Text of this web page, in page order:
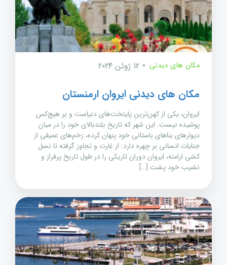
مکان های دیدنی 12 ژوئن 2024
مکان های دیدنی ایروان ارمنستان
ایروان، یکی از کهن‌ترین پایتخت‌های دنیاست و بر هیچ‌کس
پوشیده نیست. این شهر که تاریخ بلندبالای خود را در میان
دیوارهای بناهای باستانی خود پنهان کرده، زخم‌های عمیقی از
جنایات انسانی بر چهره دارد: از غارت و تجاوز گرفته تا نسل
کشی ارامنه، ایروان دوران تاریکی را در طول تاریخ پرفراز و
نشیب خود پشت […]